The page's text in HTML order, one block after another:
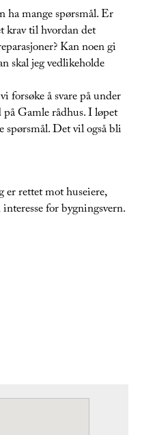
ha mange spørsmål. Er
krav til hvordan det
Kan noen gi
skal jeg vedlikeholde
forsøke å svare på under
Gamle rådhus. I løpet
Det vil også bli
er rettet mot huseiere,
for bygningsvern.